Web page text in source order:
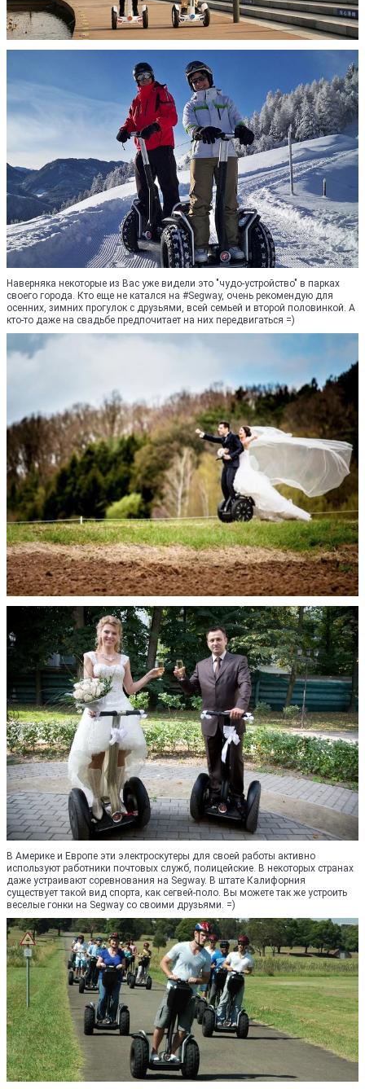
Наверняка некоторые из Вас уже видели это "чудо-устройство" в парках
своего города. Кто еще не катался на #Segway, очень рекомендую для
осенних, зимних прогулок с друзьями, всей семьей и второй половинкой. А
кто-то даже на свадьбе предпочитает на них передвигаться =)
В Америке и Европе эти электроскутеры для своей работы активно
используют работники почтовых служб, полицейские. В некоторых странах
даже устраивают соревнования на Segway. В штате Калифорния
существует такой вид спорта, как сегвей-поло. Вы можете так же устроить
веселые гонки на Segway со своими друзьями. =)